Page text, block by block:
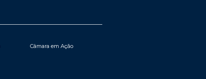
Câmara em Ação